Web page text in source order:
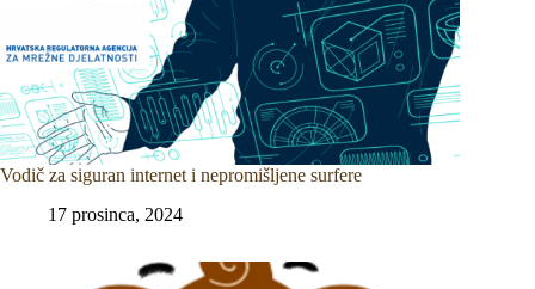
Vodič za siguran internet i nepromišljene surfere
17 prosinca, 2024